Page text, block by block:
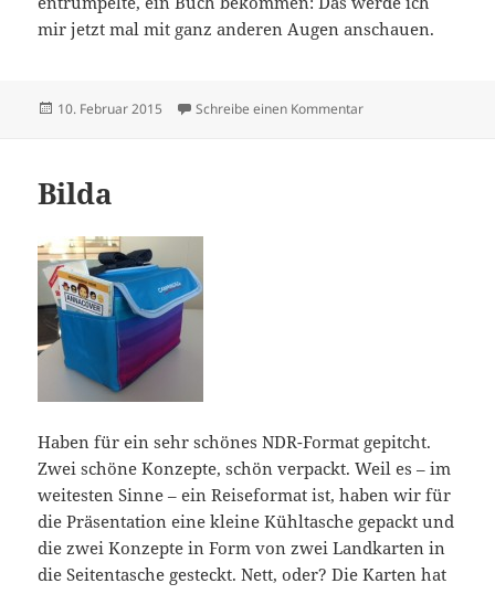
mir jetzt mal mit ganz anderen Augen anschauen.
Veröffentlicht
10. Februar 2015 Schreibe einen Kommentarzu Points of
Bilda
Haben für ein sehr schönes NDR-Format gepitcht.
Zwei schöne Konzepte, schön verpackt. Weil es – im
weitesten Sinne – ein Reiseformat ist, haben wir für
die Präsentation eine kleine Kühltasche gepackt und
die zwei Konzepte in Form von zwei Landkarten in
die Seitentasche gesteckt. Nett, oder? Die Karten hat